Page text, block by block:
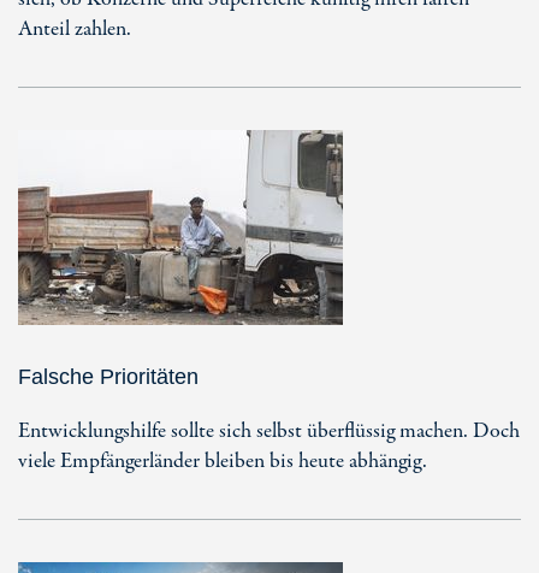
Anteil zahlen.
Falsche Prioritäten
Entwicklungshilfe sollte sich selbst überflüssig machen. Doch
viele Empfängerländer bleiben bis heute abhängig.